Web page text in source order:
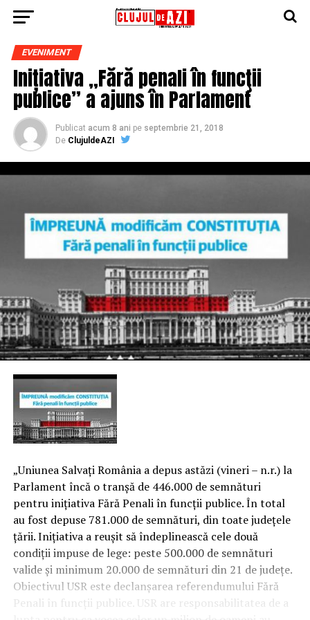
EVENIMENT
Inițiativa „Fără penali în funcţii
publice” a ajuns în Parlament
Publicat acum 8 ani pe septembrie 21, 2018
De ClujuldeAZI
„Uniunea Salvaţi România a depus astăzi (vineri – n.r.) la
Parlament încă o tranşă de 446.000 de semnături
pentru iniţiativa Fără Penali în funcţii publice. În total
au fost depuse 781.000 de semnături, din toate judeţele
ţării. Iniţiativa a reuşit să îndeplinească cele două
condiţii impuse de lege: peste 500.000 de semnături
valide şi minimum 20.000 de semnături din 21 de judeţe.
Obiectivul USR este declanşarea referendumului Fără
Penali în funcţii publice. USR are responsabilitatea de a